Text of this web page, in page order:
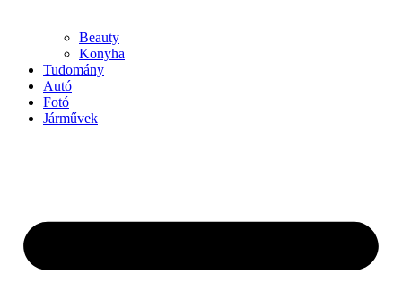
Beauty
Konyha
Tudomány
Autó
Fotó
Járművek